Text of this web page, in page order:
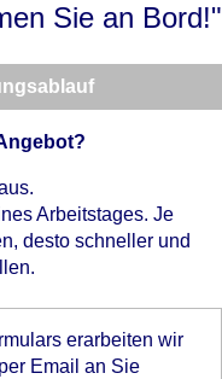
Sie an Bord!"
Arbeitstages. Je
desto schneller und
erarbeiten wir
Email an Sie